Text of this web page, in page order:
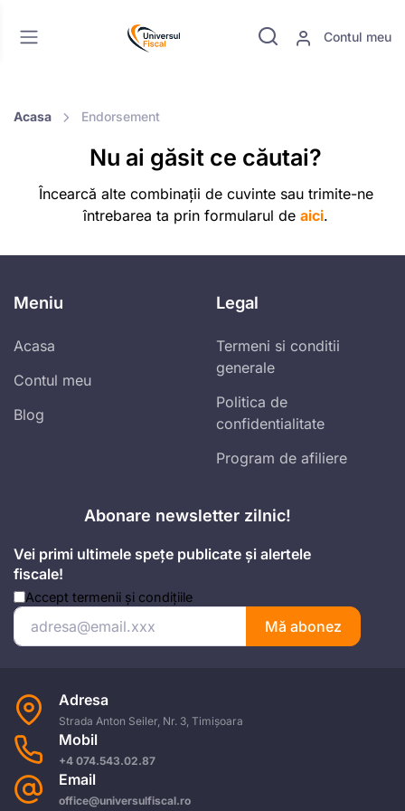
Contul meu
Acasa Endorsement
Nu ai găsit ce căutai?
Încearcă alte combinații de cuvinte sau trimite-ne
întrebarea ta prin formularul de aici.
Meniu
Acasa
Contul meu
Blog
Legal
Termeni si conditii
generale
Politica de
confidentialitate
Program de afiliere
Abonare newsletter zilnic!
Vei primi ultimele spețe publicate și alertele
fiscale!
Accept termenii și condițiile
Mă abonez
Adresa
Strada Anton Seiler, Nr. 3, Timișoara
Mobil
+4 074.543.02.87
Email
office@universulfiscal.ro